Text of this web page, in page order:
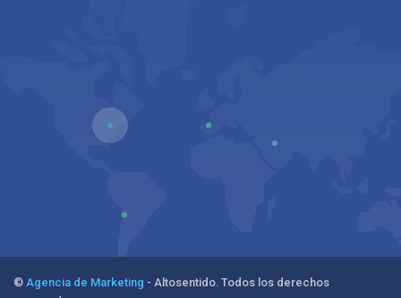
© Agencia de Marketing - Altosentido. Todos los derechos